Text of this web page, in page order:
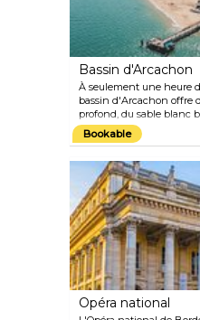
Bassin d'Arcachon
À seulement une heure
bassin d'Arcachon offre
profond, du sable blanc
oiseaux » et des vues
microclimat agréable.
des poètes, des
des films. Avec
également un haut lieu
Bookable
Opéra national